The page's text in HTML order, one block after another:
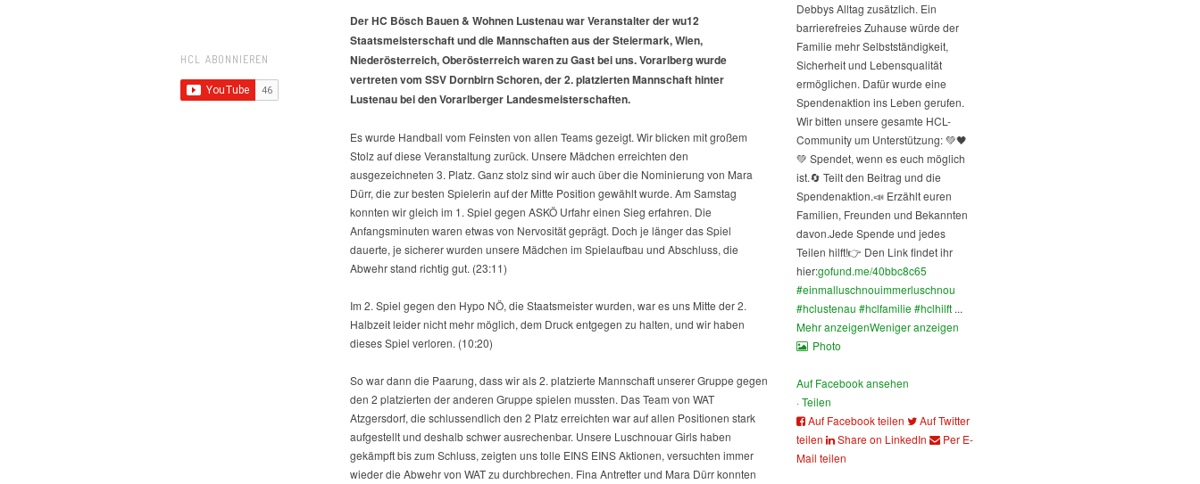
HCL ABONNIEREN
waren
die
wu12
Staatsmeisterschaften
in
Lustenau
Der HC Bösch Bauen & Wohnen Lustenau war Veranstalter der wu12
Staatsmeisterschaft und die Mannschaften aus der Steiermark, Wien,
Niederösterreich, Oberösterreich waren zu Gast bei uns. Vorarlberg wurde
vertreten vom SSV Dornbirn Schoren, der 2. platzierten Mannschaft hinter
Lustenau bei den Vorarlberger Landesmeisterschaften.
Es wurde Handball vom Feinsten von allen Teams gezeigt. Wir blicken mit großem
Stolz auf diese Veranstaltung zurück. Unsere Mädchen erreichten den
ausgezeichneten 3. Platz. Ganz stolz sind wir auch über die Nominierung von Mara
Dürr, die zur besten Spielerin auf der Mitte Position gewählt wurde. Am Samstag
konnten wir gleich im 1. Spiel gegen ASKÖ Urfahr einen Sieg erfahren. Die
Anfangsminuten waren etwas von Nervosität geprägt. Doch je länger das Spiel
dauerte, je sicherer wurden unsere Mädchen im Spielaufbau und Abschluss, die
Abwehr stand richtig gut. (23:11)
Im 2. Spiel gegen den Hypo NÖ, die Staatsmeister wurden, war es uns Mitte der 2.
Halbzeit leider nicht mehr möglich, dem Druck entgegen zu halten, und wir haben
dieses Spiel verloren. (10:20)
So war dann die Paarung, dass wir als 2. platzierte Mannschaft unserer Gruppe gegen
den 2 platzierten der anderen Gruppe spielen mussten. Das Team von WAT
Atzgersdorf, die schlussendlich den 2 Platz erreichten war auf allen Positionen stark
aufgestellt und deshalb schwer ausrechenbar. Unsere Luschnouar Girls haben
gekämpft bis zum Schluss, zeigten uns tolle EINS EINS Aktionen, versuchten immer
wieder die Abwehr von WAT zu durchbrechen. Fina Antretter und Mara Dürr konnten
Debbys Alltag zusätzlich. Ein
barrierefreies Zuhause würde der
Familie mehr Selbstständigkeit,
Sicherheit und Lebensqualität
ermöglichen. Dafür wurde eine
Spendenaktion ins Leben gerufen.
Wir bitten unsere gesamte HCL-
Community um Unterstützung: 💚🖤
💚 Spendet, wenn es euch möglich
ist.🔄 Teilt den Beitrag und die
Spendenaktion.📣 Erzählt euren
Familien, Freunden und Bekannten
davon.Jede Spende und jedes
Teilen hilft!👉 Den Link findet ihr
hier:gofund.me/40bbc8c65
#einmalluschnouimmerluschnou
#hclustenau #hclfamilie#hclhilft ...
Mehr anzeigenWeniger anzeigen
Photo
Auf Facebook ansehen
·Teilen
Auf Facebook teilen
Auf Twitter
teilen
Share on LinkedIn
Per E-
Mail teilen